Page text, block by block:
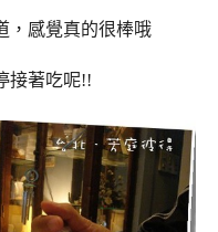
，感覺真的很棒哦
接著吃呢!!